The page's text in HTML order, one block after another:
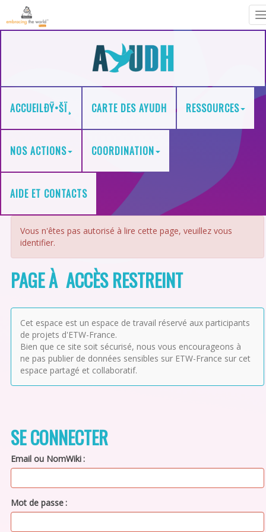
ACCUEILÐŸ•ŠÏ¸ CARTE DES AYUDH RESSOURCES
NOS ACTIONS COORDINATION
AIDE ET CONTACTS
Vous n'êtes pas autorisé à lire cette page, veuillez vous
identifier.
PAGE À ACCÈS RESTREINT
Cet espace est un espace de travail réservé aux participants
de projets d'ETW-France.
Bien que ce site soit sécurisé, nous vous encourageons à
ne pas publier de données sensibles sur ETW-France sur cet
espace partagé et collaboratif.
SE CONNECTER
Email ou NomWiki
Mot de passe